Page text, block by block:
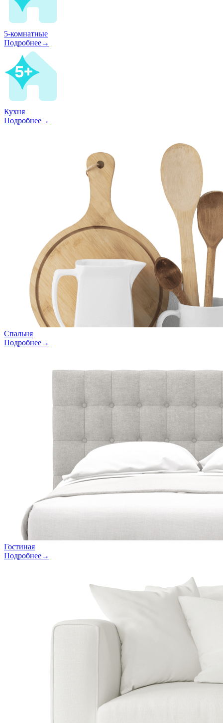
5-комнатные
Подробнее→
Кухня
Подробнее→
Спальня
Подробнее→
Гостиная
Подробнее→